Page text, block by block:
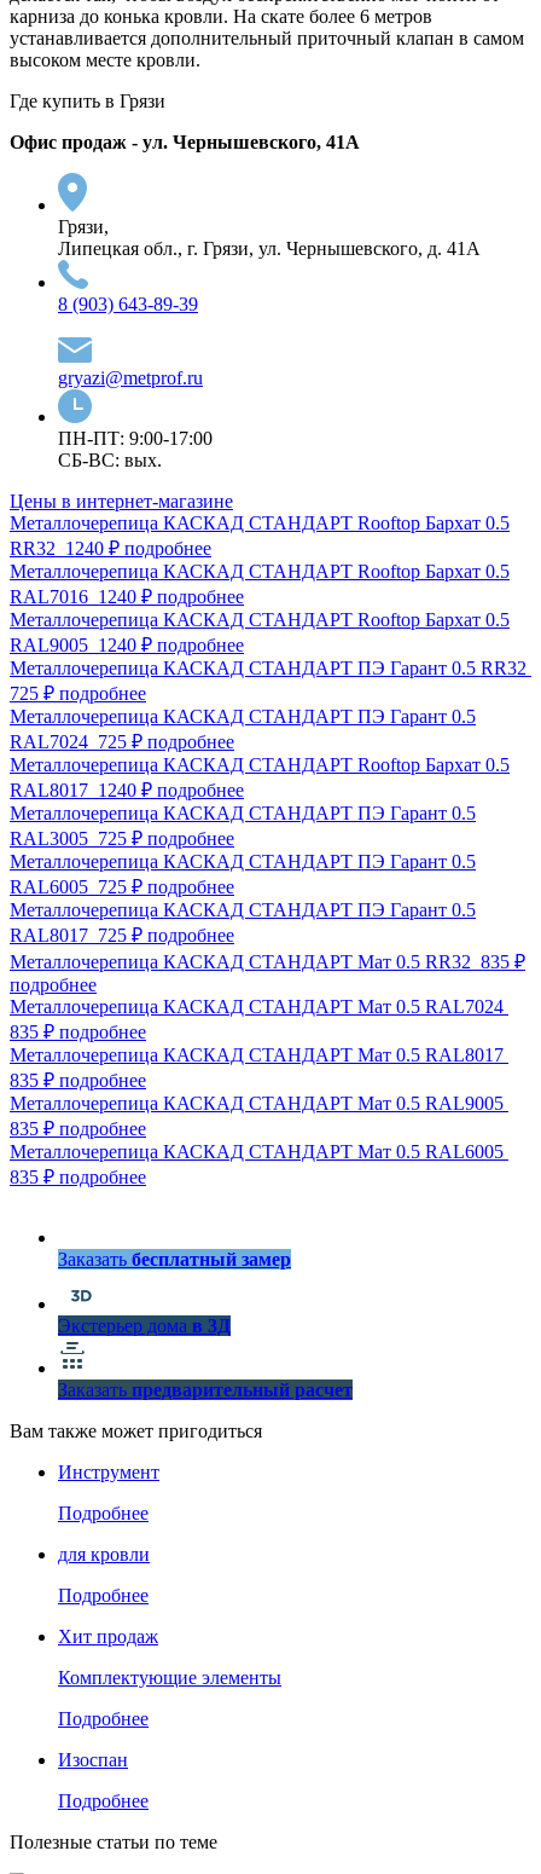
карниза до конька кровли. На скате более 6 метров
устанавливается дополнительный приточный клапан в самом
высоком месте кровли.
Где купить в Грязи
Офис продаж - ул. Чернышевского, 41А
Грязи,
Липецкая обл., г. Грязи, ул. Чернышевского, д. 41А
8 (903) 643-89-39
gryazi@metprof.ru
ПН-ПТ: 9:00-17:00
СБ-ВС: вых.
Цены в интернет-магазине
Металлочерепица КАСКАД СТАНДАРТ Rooftop Бархат 0.5
RR32 1240 ₽ подробнее
Металлочерепица КАСКАД СТАНДАРТ Rooftop Бархат 0.5
RAL7016 1240 ₽ подробнее
Металлочерепица КАСКАД СТАНДАРТ Rooftop Бархат 0.5
RAL9005 1240 ₽ подробнее
Металлочерепица КАСКАД СТАНДАРТ ПЭ Гарант 0.5 RR32
725 ₽ подробнее
Металлочерепица КАСКАД СТАНДАРТ ПЭ Гарант 0.5
RAL7024 725 ₽ подробнее
Металлочерепица КАСКАД СТАНДАРТ Rooftop Бархат 0.5
RAL8017 1240 ₽ подробнее
Металлочерепица КАСКАД СТАНДАРТ ПЭ Гарант 0.5
RAL3005 725 ₽ подробнее
Металлочерепица КАСКАД СТАНДАРТ ПЭ Гарант 0.5
RAL6005 725 ₽ подробнее
Металлочерепица КАСКАД СТАНДАРТ ПЭ Гарант 0.5
RAL8017 725 ₽ подробнее
Металлочерепица КАСКАД СТАНДАРТ Мат 0.5 RR32 835 ₽
подробнее
Металлочерепица КАСКАД СТАНДАРТ Мат 0.5 RAL7024
835 ₽ подробнее
Металлочерепица КАСКАД СТАНДАРТ Мат 0.5 RAL8017
835 ₽ подробнее
Металлочерепица КАСКАД СТАНДАРТ Мат 0.5 RAL9005
835 ₽ подробнее
Металлочерепица КАСКАД СТАНДАРТ Мат 0.5 RAL6005
835 ₽ подробнее
Заказать бесплатный замер
Экстерьер дома в 3Д
Заказать предварительный расчет
Вам также может пригодиться
Инструмент
Подробнее
для кровли
Подробнее
Хит продаж
Комплектующие элементы
Подробнее
Изоспан
Подробнее
Полезные статьи по теме